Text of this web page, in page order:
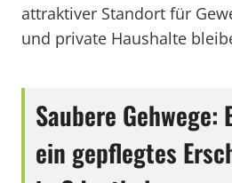
attraktiver Standort für
und private Haushalte
Saubere Gehwege:
ein gepflegtes